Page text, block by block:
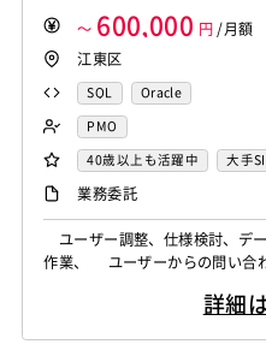
～ 600,000 円 /月額
江東区
SQL
Oracle
PMO
40歳以上も活躍中
大手
業務委託
ユーザー調整、仕様検討、デ
作業、 ユーザーからの問い
詳細